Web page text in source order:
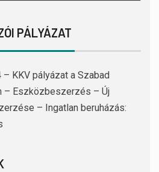
PÁLYÁZAT
KKV pályázat a Szabad
– Eszközbeszerzés – Új
– Ingatlan beruházás: